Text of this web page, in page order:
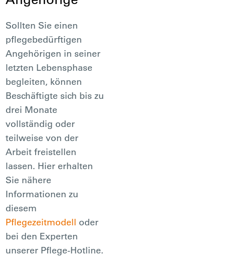
Sollten Sie einen
pflegebedürftigen
Angehörigen in seiner
letzten Lebensphase
begleiten, können
Beschäftigte sich bis zu
drei Monate
vollständig oder
teilweise von der
Arbeit freistellen
lassen. Hier erhalten
Sie nähere
Informationen zu
diesem
Pflegezeitmodell oder
bei den Experten
unserer Pflege-Hotline.